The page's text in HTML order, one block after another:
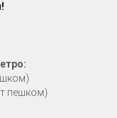
:
пешком)